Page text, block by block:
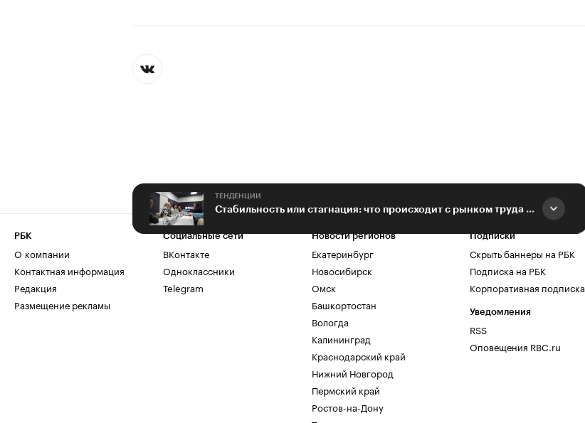
ТЕНДЕНЦИИ
Стабильность или стагнация: что происходит с рынком труда в Омске
РБК
О компании
Контактная информация
Редакция
Размещение рекламы
Социальные сети
ВКонтакте
Одноклассники
Telegram
Новости регионов
Екатеринбург
Новосибирск
Омск
Башкортостан
Вологда
Калининград
Краснодарский край
Нижний Новгород
Пермский край
Ростов-на-Дону
Подписки
Скрыть баннеры на РБК
Подписка на РБК
Корпоративная подписка
Уведомления
RSS
Оповещения RBC.ru